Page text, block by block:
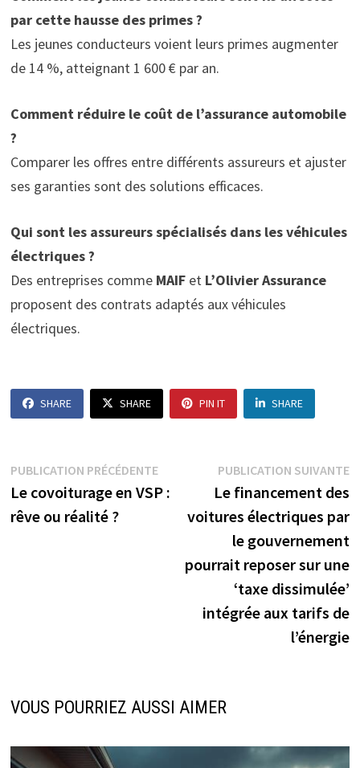
par cette hausse des primes ?
Les jeunes conducteurs voient leurs primes augmenter
de 14 %, atteignant 1 600 € par an.
Comment réduire le coût de l’assurance automobile
?
Comparer les offres entre différents assureurs et ajuster
ses garanties sont des solutions efficaces.
Qui sont les assureurs spécialisés dans les véhicules
électriques ?
Des entreprises comme MAIFet L’Olivier Assurance
proposent des contrats adaptés aux véhicules
électriques.
SHARE SHARE PIN IT SHARE
Navigation
de
PUBLICATION PRÉCÉDENTEPublication
précédente :
Le covoiturage en VSP :
rêve ou réalité ?
PUBLICATION SUIVANTE
Le financement des
voitures électriques par
le gouvernement
pourrait reposer sur une
‘taxe dissimulée’
intégrée aux tarifs de
l’énergie
VOUS POURRIEZ AUSSI AIMER